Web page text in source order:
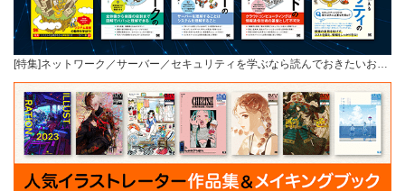
[特集]ネットワーク／サーバー／セキュリティを学ぶなら読んでおきたいお…